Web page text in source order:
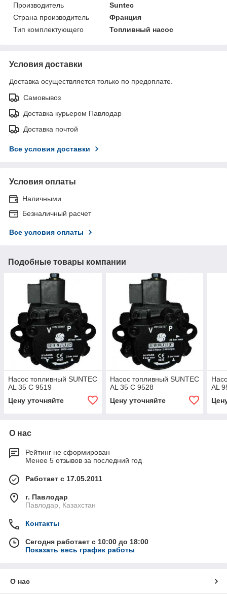
Производитель
Suntec
Страна производитель
Франция
Тип комплектующего
Топливный насос
Условия доставки
Доставка осуществляется только по предоплате.
Самовывоз
Доставка курьером Павлодар
Доставка почтой
Все условия доставки
Условия оплаты
Наличными
Безналичный расчет
Все условия оплаты
Подобные товары компании
Насос топливный SUNTEC
AL 35 C 9519
Цену уточняйте
Насос топливный SUNTEC
AL 35 C 9528
Цену уточняйте
AL
О нас
Рейтинг не сформирован
Менее 5 отзывов за последний год
Работает с 17.05.2011
г. Павлодар
Павлодар, Казахстан
Контакты
Сегодня работает с 10:00 до 18:00
Показать весь график работы
О нас